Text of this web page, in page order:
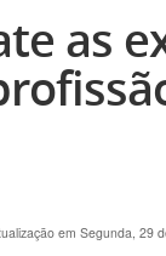
as
em Segunda, 29